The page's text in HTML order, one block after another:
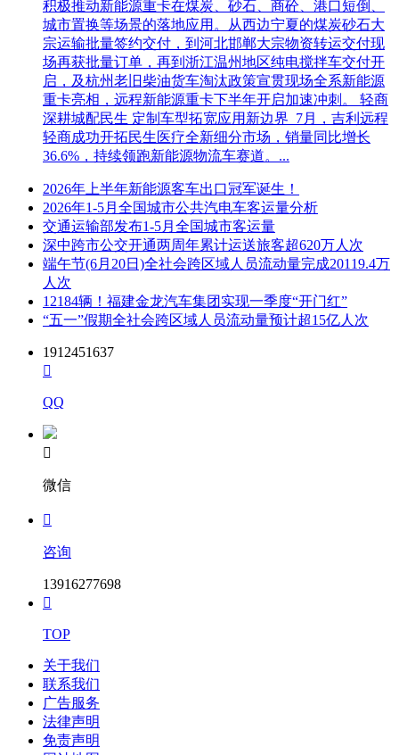
积极推动新能源重卡在煤炭、砂石、商砼、港口短倒、
城市置换等场景的落地应用。从西边宁夏的煤炭砂石大
宗运输批量签约交付，到河北邯郸大宗物资转运交付现
场再获批量订单，再到浙江温州地区纯电搅拌车交付开
启，及杭州老旧柴油货车淘汰政策宣贯现场全系新能源
重卡亮相，远程新能源重卡下半年开启加速冲刺。 轻商
深耕城配民生 定制车型拓宽应用新边界 7月，吉利远程
轻商成功开拓民生医疗全新细分市场，销量同比增长
36.6%，持续领跑新能源物流车赛道。...
2026年上半年新能源客车出口冠军诞生！
2026年1-5月全国城市公共汽电车客运量分析
交通运输部发布1-5月全国城市客运量
深中跨市公交开通两周年累计运送旅客超620万人次
端午节(6月20日)全社会跨区域人员流动量完成20119.4万
人次
12184辆！福建金龙汽车集团实现一季度“开门红”
“五一”假期全社会跨区域人员流动量预计超15亿人次
1912451637

QQ

微信

咨询
13916277698

TOP
关于我们
联系我们
广告服务
法律声明
免责声明